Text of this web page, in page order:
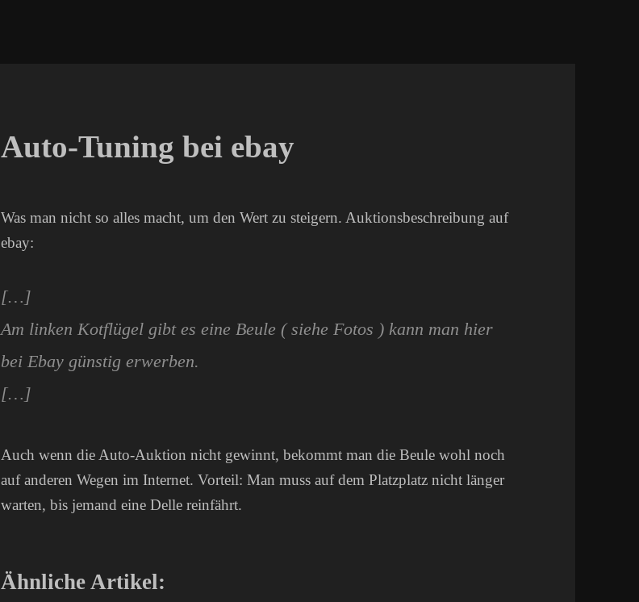
Auto-Tuning bei ebay
Was man nicht so alles macht, um den Wert zu steigern. Auktionsbeschreibung auf
ebay:
[…]
Am linken Kotflügel gibt es eine Beule ( siehe Fotos ) kann man hier
bei Ebay günstig erwerben.
[…]
Auch wenn die Auto-Auktion nicht gewinnt, bekommt man die Beule wohl noch
auf anderen Wegen im Internet. Vorteil: Man muss auf dem Platzplatz nicht länger
warten, bis jemand eine Delle reinfährt.
Ähnliche Artikel: